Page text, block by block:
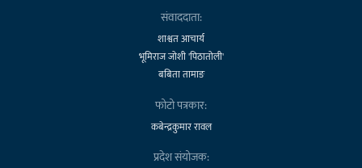
संवाददाता:
शाश्वत आचार्य
भूमिराज जोशी 'पिठातोली'
बबिता तामाङ
फोटो पत्रकार:
कबेन्द्रकुमार रावल
प्रदेश संयोजक: